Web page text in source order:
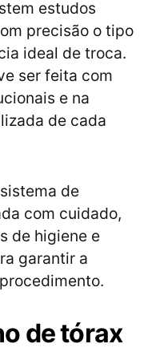
estudos
precisão o tipo
ideal de troca.
ser feita com
e na
de cada
de
com cuidado,
de higiene e
garantir a
de tórax